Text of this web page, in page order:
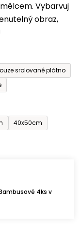
Vybarvuj
obraz,
srolované plátno
40x50cm
4ks v